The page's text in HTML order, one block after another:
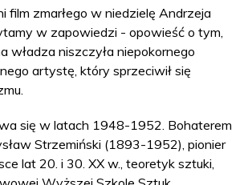
film zmarłego w niedzielę Andrzeja
w zapowiedzi - opowieść o tym,
władza niszczyła niepokornego
artystę, który sprzeciwił się
się w latach 1948-1952. Bohaterem
Strzemiński (1893-1952), pionier
lat 20. i 30. XX w., teoretyk sztuki,